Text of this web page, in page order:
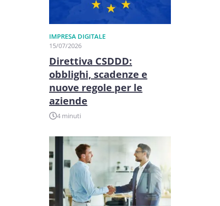
IMPRESA DIGITALE
15/07/2026
Direttiva CSDDD:
obblighi, scadenze e
nuove regole per le
aziende
4 minuti